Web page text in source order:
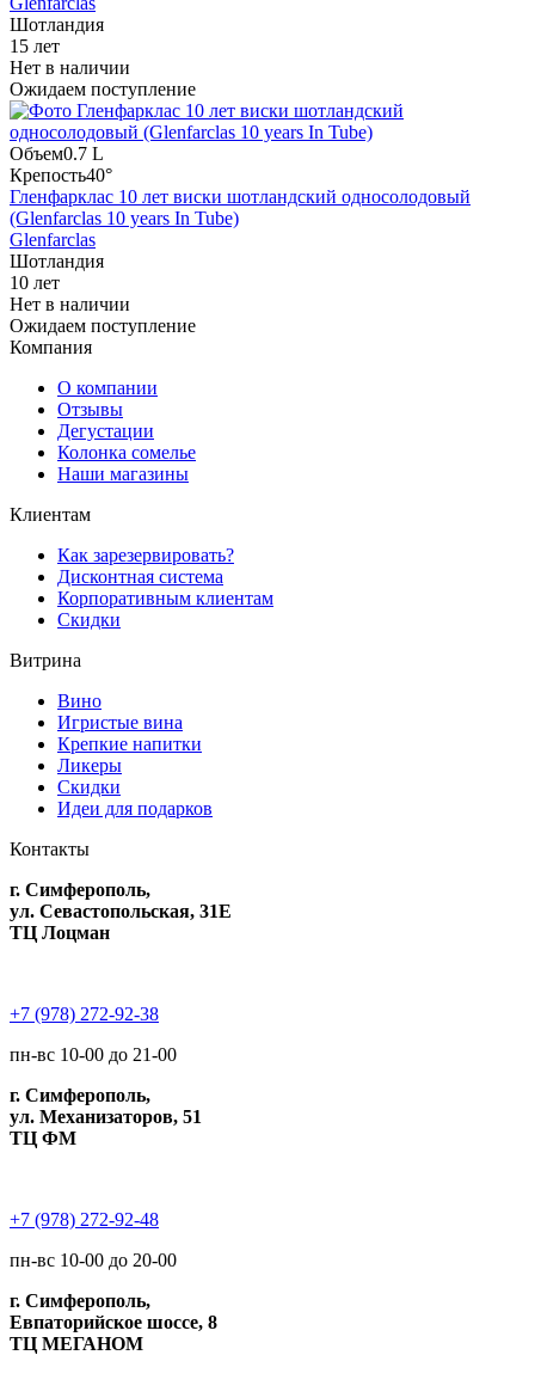
Шотландия
15 лет
Нет в наличии
Ожидаем поступление
Объем0.7 L
Крепость40°
Гленфарклас 10 лет виски шотландский односолодовый
(Glenfarclas 10 years In Tube)
Glenfarclas
Шотландия
10 лет
Нет в наличии
Ожидаем поступление
Компания
О компании
Отзывы
Дегустации
Колонка сомелье
Наши магазины
Клиентам
Как зарезервировать?
Дисконтная система
Корпоративным клиентам
Скидки
Витрина
Вино
Игристые вина
Крепкие напитки
Ликеры
Скидки
Идеи для подарков
Контакты
г. Симферополь,
ул. Севастопольская, 31Е
ТЦ Лоцман
+7 (978) 272-92-38
пн-вс 10-00 до 21-00
г. Симферополь,
ул. Механизаторов, 51
ТЦ ФМ
+7 (978) 272-92-48
пн-вс 10-00 до 20-00
г. Симферополь,
Евпаторийское шоссе, 8
ТЦ МЕГАНОМ